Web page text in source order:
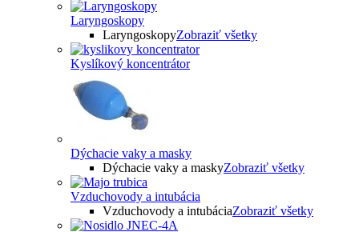
Laryngoskopy
LaryngoskopyZobraziť všetky
Kyslíkový koncentrátor
Dýchacie vaky a masky
Dýchacie vaky a maskyZobraziť všetky
Vzduchovody a intubácia
Vzduchovody a intubáciaZobraziť všetky